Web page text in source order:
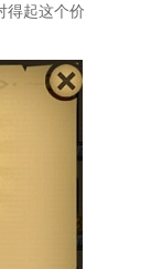
得起这个价